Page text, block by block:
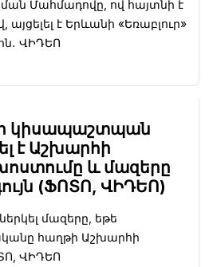
Մահմադովը, ով հայտնի է
է Երևանի «Եռաբլուր»
ՎԻԴԵՈ
կիսապաշտպան
է Աշխարհի
և մազերը
(ՖՈՏՈ, ՎԻԴԵՈ)
մազերը, եթե
հաղթի Աշխարհի
ՎԻԴԵՈ